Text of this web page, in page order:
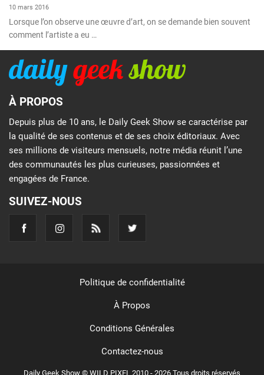
10 mars 2016
Lorsque l’on observe une œuvre d’art, on se demande bien souvent
comment l’artiste a eu …
À PROPOS
Depuis plus de 10 ans, le Daily Geek Show se caractérise par
la qualité de ses contenus et de ses choix éditoriaux. Avec
ses millions de visiteurs mensuels, notre média réunit l’une
des communautés les plus curieuses, passionnées et
engagées de France.
SUIVEZ-NOUS
Daily Geek Show © WILD PIXEL 2010 - 2026 Tous droits réservés
Politique de confidentialité
À Propos
Conditions Générales
Contactez-nous